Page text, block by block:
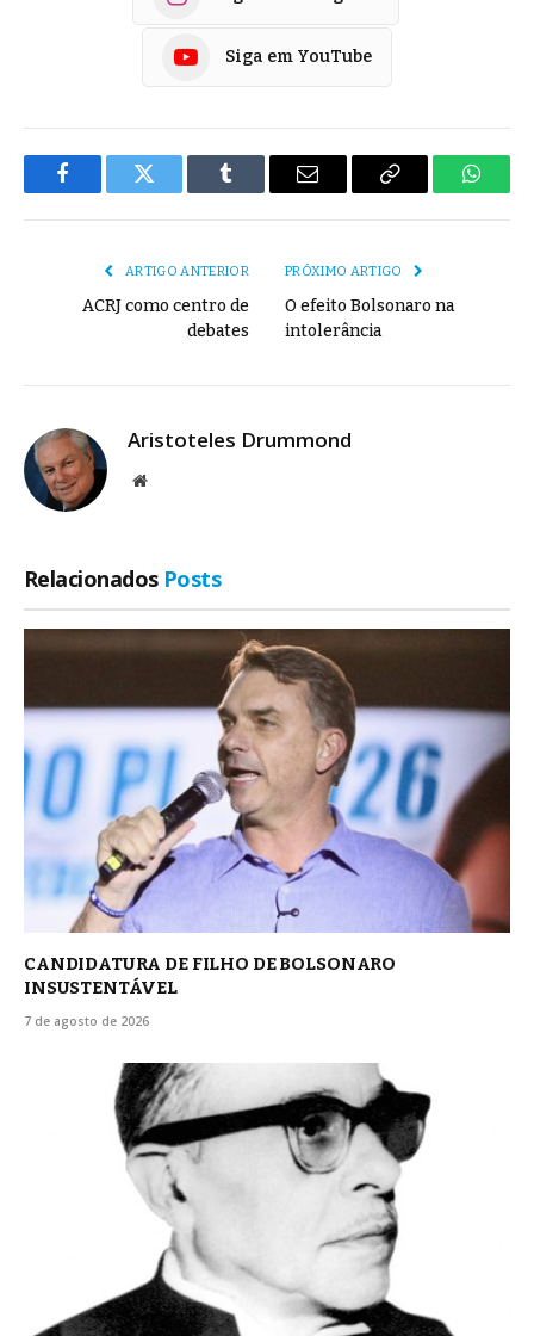
Siga em YouTube
FacebookTwitter Tumblr
E-
Copiar
ARTIGO ANTERIOR
ACRJ como centro de
debates
PRÓXIMO ARTIGO
O efeito Bolsonaro na
intolerância
Aristoteles Drummond
Site
Relacionados Posts
CANDIDATURA DE FILHO DE BOLSONARO
INSUSTENTÁVEL
7 de agosto de 2026